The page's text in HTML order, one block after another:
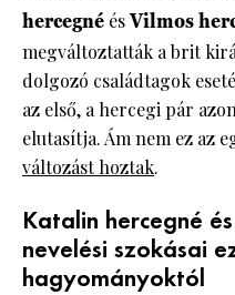
hercegné ésVilmos
megváltoztatták a brit
dolgozó családtagok
az első, a hercegi pár
elutasítja. Ám nem ez az
változást hoztak.
Katalin hercegné
nevelési szokásai
hagyományoktól